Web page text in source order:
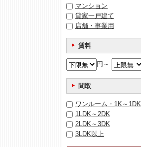
マンション
貸家一戸建て
店舗・事業用
賃料
円～
間取
ワンルーム・1K～1DK
1LDK～2DK
2LDK～3DK
3LDK以上